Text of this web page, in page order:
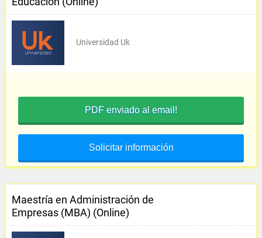
Universidad Uk
PDF enviado al email!
Solicitar información
Maestría en Administración de
Empresas (MBA) (Online)